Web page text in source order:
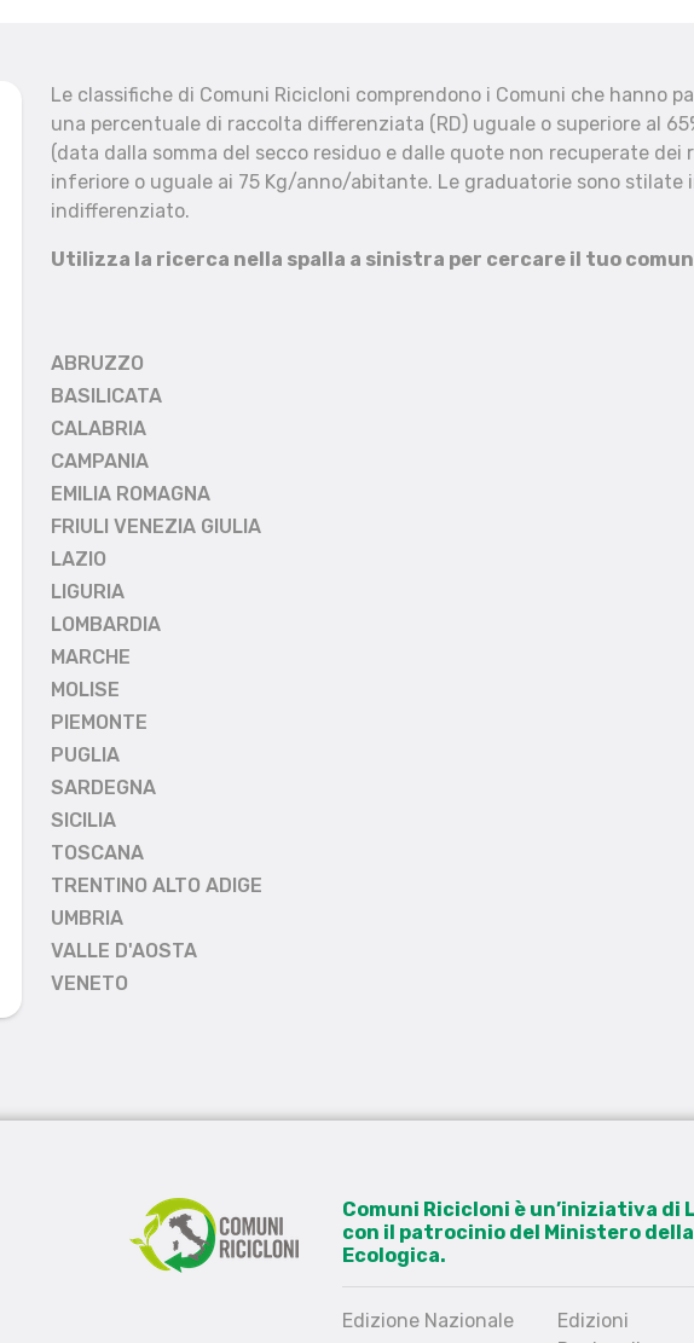
Reset filtri
Le classifiche di Comuni Ricicloni comprendono i Comuni che hanno
una percentuale di raccolta differenziata (RD) uguale o superiore al
(data dalla somma del secco residuo e dalle quote non recuperate
inferiore o uguale ai 75 Kg/anno/abitante. Le graduatorie sono stilate
indifferenziato.
Utilizza la ricerca nella spalla a sinistra per cercare il tuo
ABRUZZO
BASILICATA
CALABRIA
CAMPANIA
EMILIA ROMAGNA
FRIULI VENEZIA GIULIA
LAZIO
LIGURIA
LOMBARDIA
MARCHE
MOLISE
PIEMONTE
PUGLIA
SARDEGNA
SICILIA
TOSCANA
TRENTINO ALTO ADIGE
UMBRIA
VALLE D'AOSTA
VENETO
Comuni Ricicloni è un’iniziativa di
con il patrocinio del Ministero
Ecologica.
Edizione Nazionale
Edizioni